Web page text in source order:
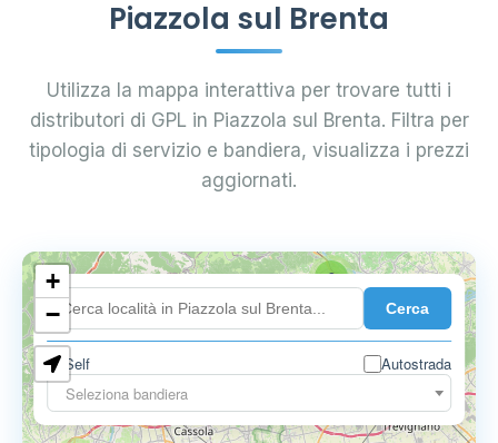
Piazzola sul Brenta
Utilizza la mappa interattiva per trovare tutti i
distributori di GPL in Piazzola sul Brenta. Filtra per
tipologia di servizio e bandiera, visualizza i prezzi
aggiornati.
Cerca
Self
Autostrada
Seleziona bandiera
2
6
+
−